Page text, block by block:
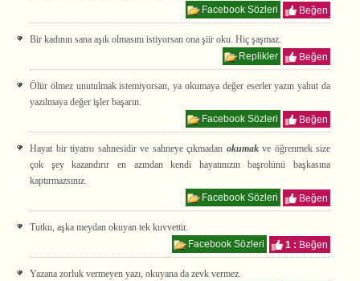
Facebook Sözleri
Beğen
Bir kadının sana aşık olmasını istiyorsan ona şiir oku. Hiç şaşmaz.
Replikler
Beğen
Ölür ölmez unutulmak istemiyorsan, ya okumaya değer eserler yazın yahut da
yazılmaya değer işler başarın.
Facebook Sözleri
Beğen
Hayat bir tiyatro sahnesidir ve sahneye çıkmadan okumakve öğrenmek size
çok şey kazandırır en azından kendi hayatınızın başrolünü başkasına
kaptırmazsınız.
Facebook Sözleri
Beğen
Tutku, aşka meydan okuyan tek kuvvettir.
Facebook Sözleri
1 : Beğen
Yazana zorluk vermeyen yazı, okuyana da zevk vermez.